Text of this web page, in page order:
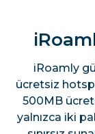
iRoamly
ücretsiz
500MB
yalnızca iki